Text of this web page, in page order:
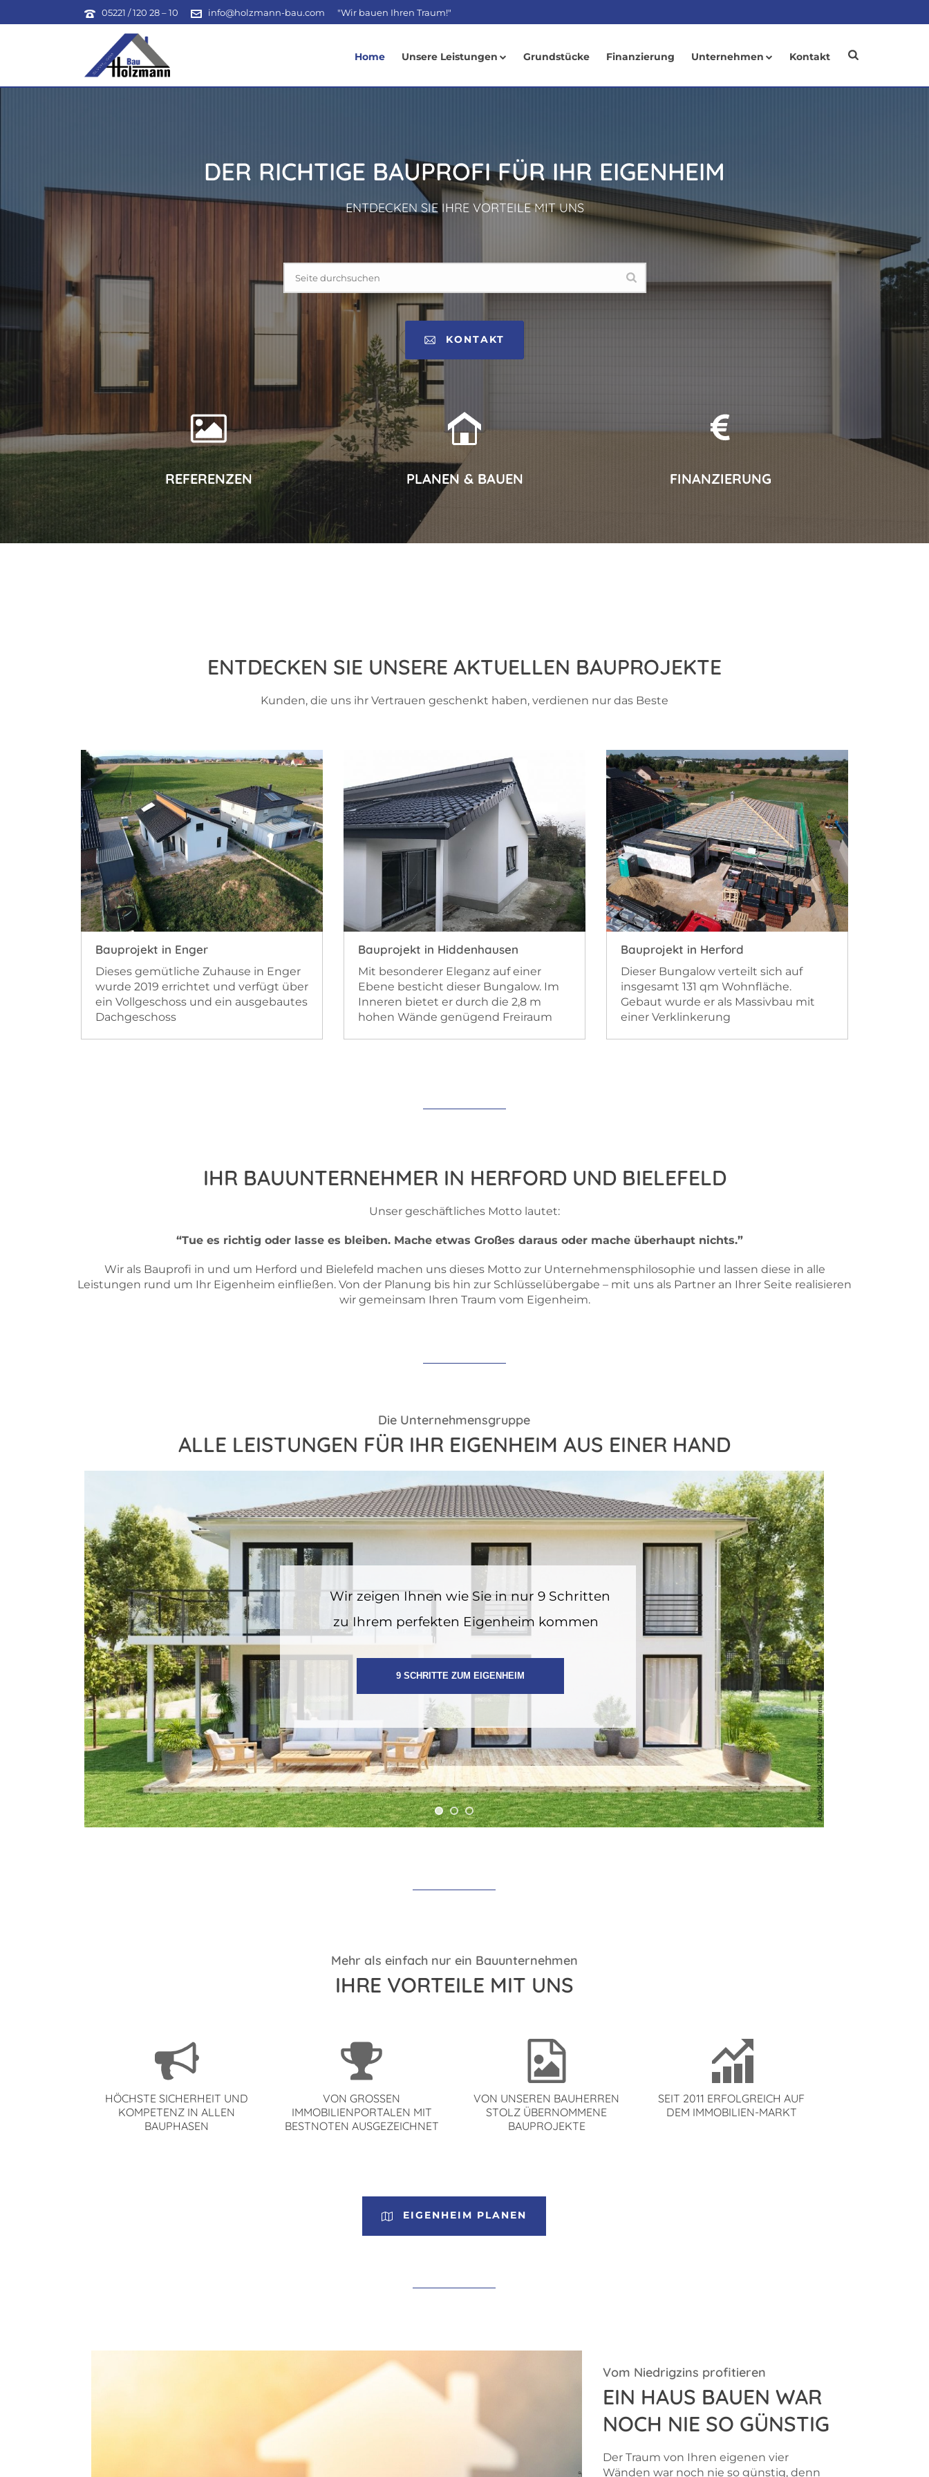
05221 / 120 28 – 10 info@holzmann-bau.com "Wir bauen Ihren Traum!"
Home Unsere Leistungen Grundstücke Finanzierung Unternehmen Kontakt
DER RICHTIGE BAUPROFI FÜR IHR EIGENHEIM
ENTDECKEN SIE IHRE VORTEILE MIT UNS
KONTAKT
REFERENZEN PLANEN & BAUEN FINANZIERUNG
ENTDECKEN SIE UNSERE AKTUELLEN BAUPROJEKTE
Kunden, die uns ihr Vertrauen geschenkt haben, verdienen nur das Beste
Bauprojekt in Herford
Dieser Bungalow verteilt sich auf
insgesamt 131 qm Wohnfläche.
Gebaut wurde er als Massivbau mit
einer Verklinkerung
Bauprojekt in Hiddenhausen
Mit besonderer Eleganz auf einer
Ebene besticht dieser Bungalow. Im
Inneren bietet er durch die 2,8 m
hohen Wände genügend Freiraum
Bauprojekt in Enger
Dieses gemütliche Zuhause in Enger
wurde 2019 errichtet und verfügt über
ein Vollgeschoss und ein ausgebautes
Dachgeschoss
IHR BAUUNTERNEHMER IN HERFORD UND BIELEFELD
Unser geschäftliches Motto lautet:
“Tue es richtig oder lasse es bleiben. Mache etwas Großes daraus oder mache überhaupt nichts.”
Wir als Bauprofi in und um Herford und Bielefeld machen uns dieses Motto zur Unternehmensphilosophie und lassen diese in alle
Leistungen rund um Ihr Eigenheim einfließen. Von der Planung bis hin zur Schlüsselübergabe – mit uns als Partner an Ihrer Seite realisieren
wir gemeinsam Ihren Traum vom Eigenheim.
Die Unternehmensgruppe
ALLE LEISTUNGEN FÜR IHR EIGENHEIM AUS EINER HAND
9 SCHRITTE ZUM EIGENHEIM
Wir zeigen Ihnen wie Sie in nur 9 Schritten
zu Ihrem perfekten Eigenheim kommen
Mehr als einfach nur ein Bauunternehmen
IHRE VORTEILE MIT UNS
HÖCHSTE SICHERHEIT UND
KOMPETENZ IN ALLEN
BAUPHASEN
VON GROSSEN I
MMOBILIENPORTALEN MIT B
ESTNOTEN AUSGEZEICHNET
VON UNSEREN BAUHERREN
STOLZ ÜBERNOMMENE
BAUPROJEKTE
SEIT 2011 ERFOLGREICH AUF
DEM IMMOBILIEN-MARKT
EIGENHEIM PLANEN
Vom Niedrigzins profitieren
EIN HAUS BAUEN WAR
NOCH NIE SO GÜNSTIG
Der Traum von Ihren eigenen vier
Wänden war noch nie so günstig, denn